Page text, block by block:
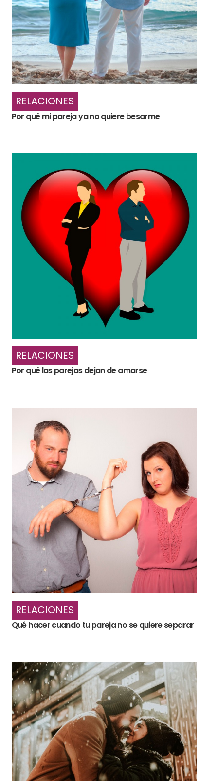
RELACIONES
Por qué mi pareja ya no quiere besarme
RELACIONES
Por qué las parejas dejan de amarse
RELACIONES
Qué hacer cuando tu pareja no se quiere separar